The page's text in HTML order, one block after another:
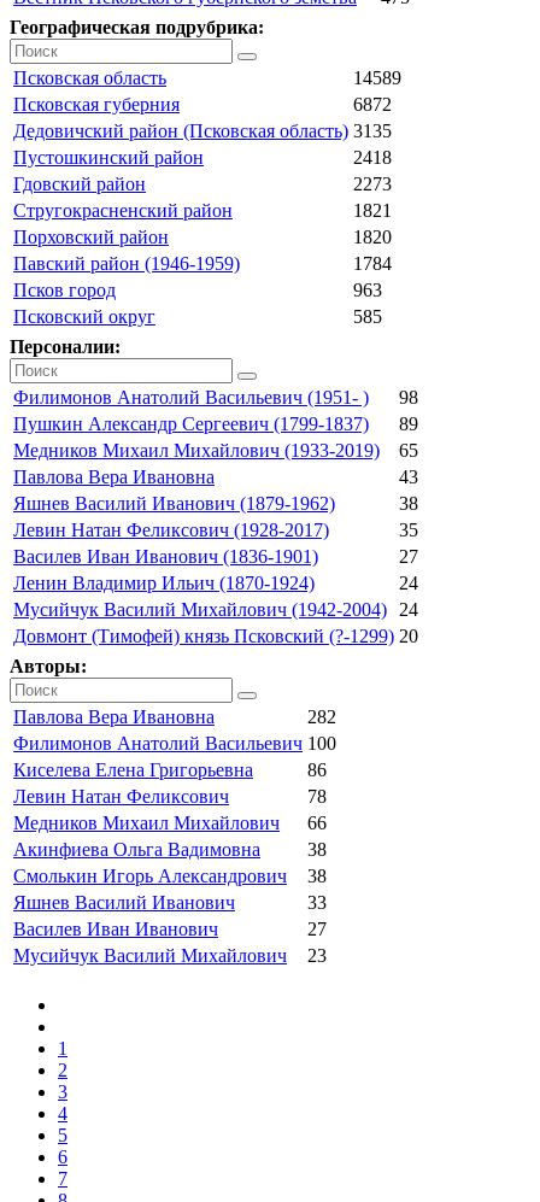
Географическая подрубрика:
Псковская область
14589
Псковская губерния
6872
Дедовичский район (Псковская область) 3135
Пустошкинский район
2418
Гдовский район
2273
Стругокрасненский район
1821
Порховский район
1820
Павский район (1946-1959)
1784
Псков город
963
Псковский округ
585
Персоналии:
Филимонов Анатолий Васильевич (1951- )
98
Пушкин Александр Сергеевич (1799-1837)
89
Медников Михаил Михайлович (1933-2019)
65
Павлова Вера Ивановна
43
Яшнев Василий Иванович (1879-1962)
38
Левин Натан Феликсович (1928-2017)
35
Василев Иван Иванович (1836-1901)
27
Ленин Владимир Ильич (1870-1924)
24
Мусийчук Василий Михайлович (1942-2004)
24
Довмонт (Тимофей) князь Псковский (?-1299) 20
Авторы:
Павлова Вера Ивановна
282
Филимонов Анатолий Васильевич 100
Киселева Елена Григорьевна
86
Левин Натан Феликсович
78
Медников Михаил Михайлович
66
Акинфиева Ольга Вадимовна
38
Смолькин Игорь Александрович
38
Яшнев Василий Иванович
33
Василев Иван Иванович
27
Мусийчук Василий Михайлович
23
1
2
3
4
5
6
7